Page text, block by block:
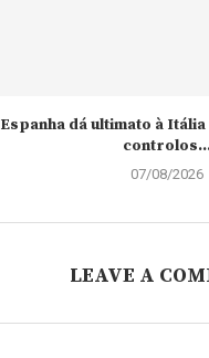
Espanha dá ultimato à
07/08/2026
LEAVE A